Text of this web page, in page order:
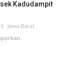
Kadudampit
Jawa Barat